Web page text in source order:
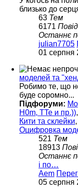
близько до
63 Тем
6171
Останнє
julian7705
01 серпня
моделей та
Робимо те, що
буде соромно...
Підфоруми:
H0m, TTe и пр.)),
Кити та склейки,
Оцифровка
521 Тем
18913
Останнє
і по…
Aem
05 серпня